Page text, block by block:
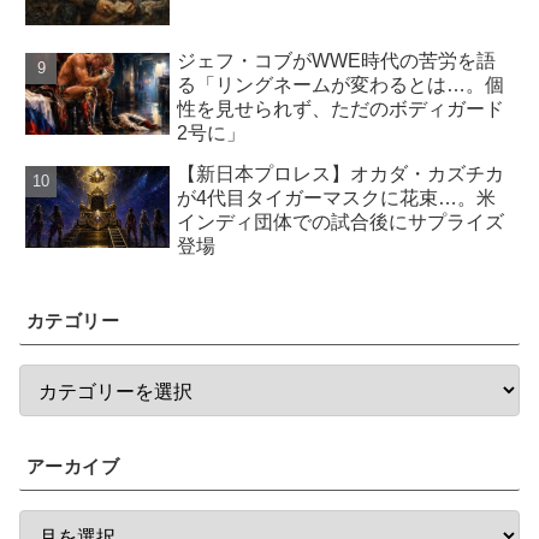
ジェフ・コブがWWE時代の苦労を語
る「リングネームが変わるとは…。個
性を見せられず、ただのボディガード
2号に」
【新日本プロレス】オカダ・カズチカ
が4代目タイガーマスクに花束…。米
インディ団体での試合後にサプライズ
登場
カテゴリー
アーカイブ